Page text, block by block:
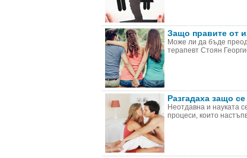
Защо правите от
Може ли да бъде
терапевт Стоян
Разгадаха защо
Неотдавна и науката
процеси, които